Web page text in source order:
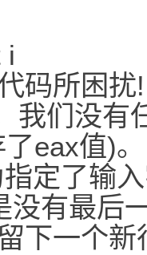
i
码所困
我们没有
eax值)
定了输
没有最后
下一个